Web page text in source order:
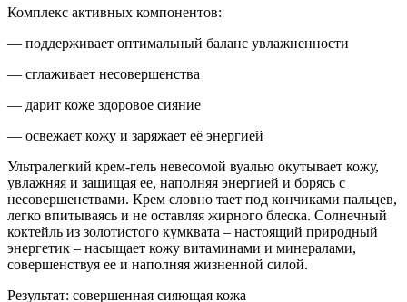
вокруг
Комплекс активных компонентов:
— поддерживает оптимальный баланс увлажненности
— сглаживает несовершенства
— дарит коже здоровое сияние
— освежает кожу и заряжает её энергией
Ультралегкий крем-гель невесомой вуалью окутывает кожу,
увлажняя и защищая ее, наполняя энергией и борясь с
несовершенствами. Крем словно тает под кончиками пальцев,
легко впитываясь и не оставляя жирного блеска. Солнечный
коктейль из золотистого кумквата – настоящий природный
энергетик – насыщает кожу витаминами и минералами,
совершенствуя ее и наполняя жизненной силой.
Результат: совершенная сияющая кожа